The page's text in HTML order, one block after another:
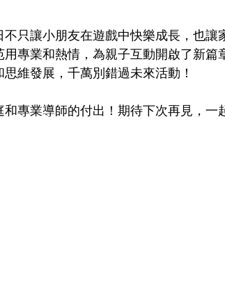
只讓小朋友在遊戲中快樂成長，也讓
專業和熱情，為親子互動開啟了新篇
維發展，千萬別錯過未來活動！
專業導師的付出！期待下次再見，一